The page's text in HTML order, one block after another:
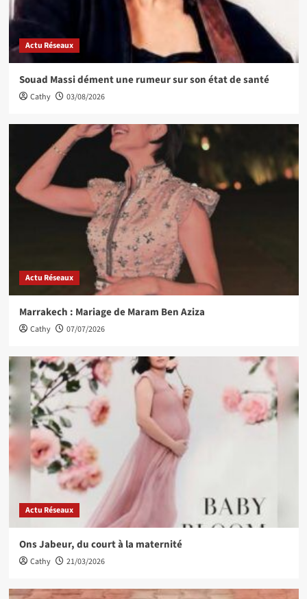
Actu Réseaux
Souad Massi dément une rumeur sur son état de santé
Cathy 03/08/2026
Actu Réseaux
Marrakech : Mariage de Maram Ben Aziza
Cathy 07/07/2026
Actu Réseaux
Ons Jabeur, du court à la maternité
Cathy 21/03/2026